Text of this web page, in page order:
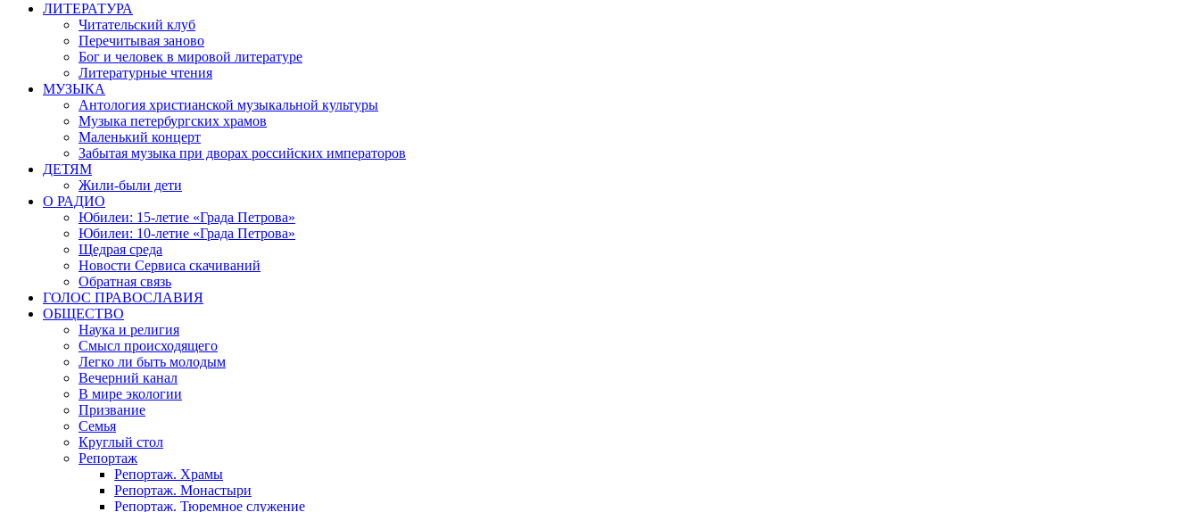
ЛИТЕРАТУРА
Читательский клуб
Перечитывая заново
Бог и человек в мировой литературе
Литературные чтения
МУЗЫКА
Антология христианской музыкальной культуры
Музыка петербургских храмов
Маленький концерт
Забытая музыка при дворах российских императоров
ДЕТЯМ
Жили-были дети
О РАДИО
Юбилеи: 15-летие «Града Петрова»
Юбилеи: 10-летие «Града Петрова»
Щедрая среда
Новости Сервиса скачиваний
Обратная связь
ГОЛОС ПРАВОСЛАВИЯ
ОБЩЕСТВО
Наука и религия
Смысл происходящего
Легко ли быть молодым
Вечерний канал
В мире экологии
Призвание
Семья
Круглый стол
Репортаж
Репортаж. Храмы
Репортаж. Монастыри
Репортаж. Тюремное служение